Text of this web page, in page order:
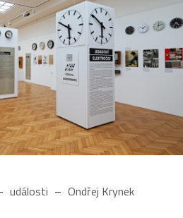
události Ondřej Krynek